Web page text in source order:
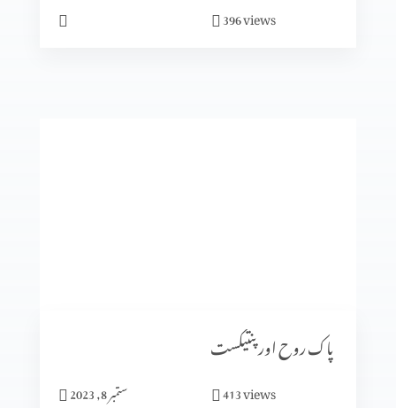
ایمان میں کیسے آگے بڑھیں؟
انبیاء و بزرگ – دانی ایل
396views
پاک روح اور پنتیکست
ستمبر 8, 2023 413views